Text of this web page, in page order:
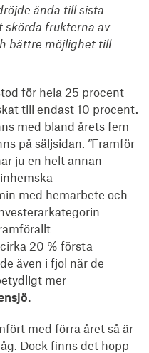
ända till sista
skörda frukterna av
bättre möjlighet till
för hela 25 procent
till endast 10 procent.
med bland årets fem
på säljsidan. ”Framför
ju en helt annan
med hemarbete och
20 % första
även i fjol när de
mer
med förra året så är
Dock finns det hopp